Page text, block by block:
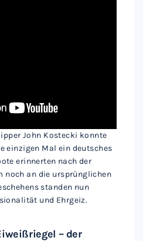
John Kostecki konnte
einzigen Mal ein deutsches
erinnerten nach der
noch an die ursprünglichen
standen nun
und Ehrgeiz.
– der